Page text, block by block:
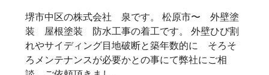
堺市中区の株式会社 泉です。 松原市〜 外壁塗
装 屋根塗装 防水工事の着工です。 外壁ひび割
れやサイディング目地破断と築年数的に そろそ
ろメンテナンスが必要かとの事にて弊社にご相